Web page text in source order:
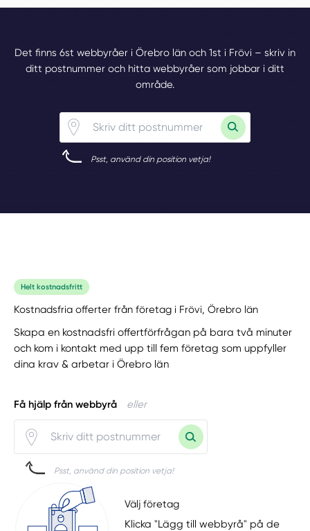
Det finns 6st webbyråer i Örebro län och 1st i Frövi – skriv in
ditt postnummer och hitta webbyråer som jobbar i ditt
område.
Psst, använd din position vetja!
Helt kostnadsfritt
Kostnadsfria offerter från företag i Frövi, Örebro län
Skapa en kostnadsfri offertförfrågan på bara två minuter
och kom i kontakt med upp till fem företag som uppfyller
dina krav & arbetar i Örebro län
Få hjälp från webbyrå eller
Psst, använd din position vetja!
Välj företag
Klicka "Lägg till webbyrå" på de